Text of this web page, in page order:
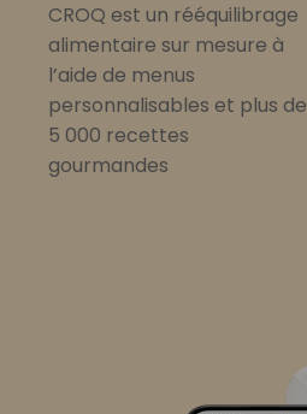
CROQ est un rééquilibrage
alimentaire sur mesure à
l’aide de menus
personnalisables et plus de
5 000 recettes
gourmandes